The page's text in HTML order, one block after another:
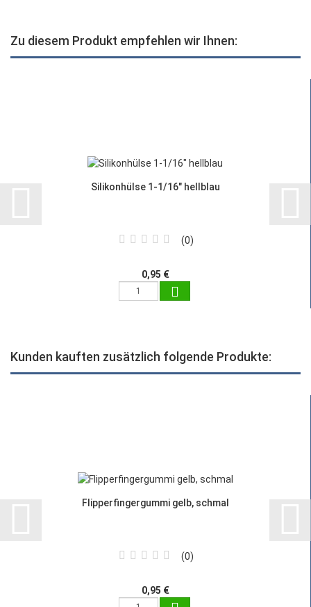
Zu diesem Produkt empfehlen wir Ihnen:
Silikonhülse 1-1/16" hellblau
0
0,95 €
Kunden kauften zusätzlich folgende Produkte:
Flipperfingergummi gelb, schmal
0
0,95 €